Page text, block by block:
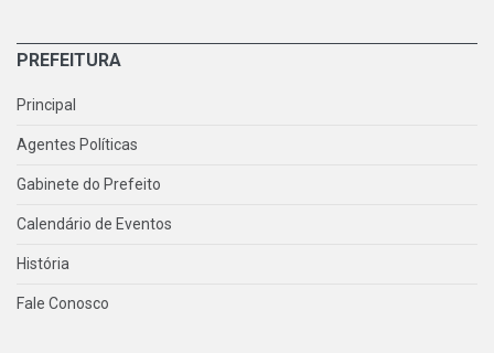
PREFEITURA
Principal
Agentes Políticas
Gabinete do Prefeito
Calendário de Eventos
História
Fale Conosco